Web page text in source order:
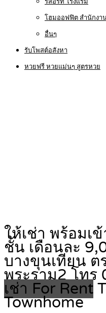
โฮมออฟฟิต สำนักงา
อื่นๆ
รับโพสต์อสังหา
หวยฟรี หวยแม่นๆ สูตรหวย
ให้เช่า พร้อมเ
ชั้น เดือนละ
บางขุนเทียน ต
พระราม2 โท
เช่า For Rent
Townhome